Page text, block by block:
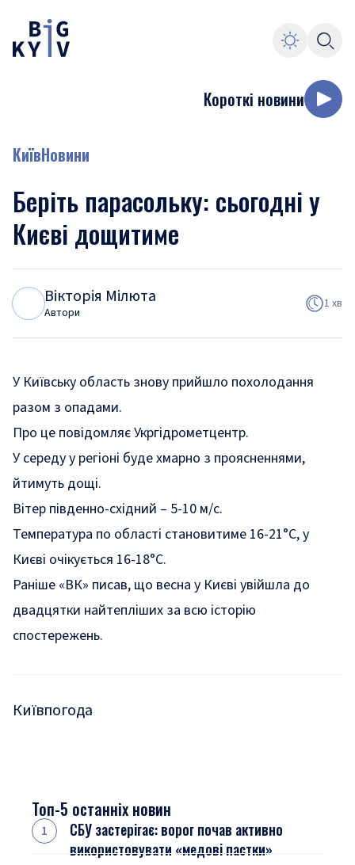
Короткі новини
КиївНовини
Беріть парасольку: сьогодні у
Києві дощитиме
Вікторія Мілюта
Автори
1 хв
У Київську область знову прийшло похолодання
разом з опадами.
Про це повідомляєУкргідрометцентр.
У середу у регіоні буде хмарно з проясненнями,
йтимуть дощі.
Вітер південно-східний – 5-10 м/с.
Температура по області становитиме 16-21°С, у
Києві очікується 16-18°С.
Раніше «ВК» писав, що весна у Києві увійшла до
двадцятки найтепліших за всю історію
спостережень.
Київпогода
Топ-5 останніх новин
СБУ застерігає: ворог почав активно
використовувати «медові пастки»